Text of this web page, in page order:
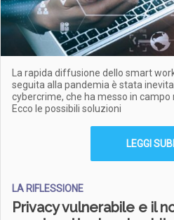
La rapida diffusione dello smart
seguita alla pandemia è stata
cybercrime, che ha messo in campo
Ecco le possibili soluzioni
LEGGI
LA RIFLESSIONE
Privacy vulnerabile e il